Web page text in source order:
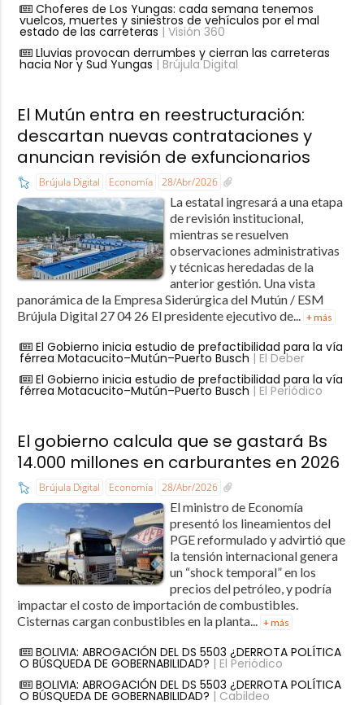
Choferes de Los Yungas: cada semana tenemos
vuelcos, muertes y siniestros de vehículos por el mal
estado de las carreteras | Visión 360
Lluvias provocan derrumbes y cierran las carreteras
hacia Nor y Sud Yungas | Brújula Digital
El Mutún entra en reestructuración:
descartan nuevas contrataciones y
anuncian revisión de exfuncionarios
Brújula Digital Economía 28/Abr/2026
La estatal ingresará a una etapa
de revisión institucional,
mientras se resuelven
observaciones administrativas
y técnicas heredadas de la
anterior gestión. Una vista
panorámica de la Empresa Siderúrgica del Mutún / ESM
Brújula Digital 27 04 26 El presidente ejecutivo de... + más
El Gobierno inicia estudio de prefactibilidad para la vía
férrea Motacucito–Mutún–Puerto Busch | El Deber
El Gobierno inicia estudio de prefactibilidad para la vía
férrea Motacucito–Mutún–Puerto Busch | El Periódico
El gobierno calcula que se gastará Bs
14.000 millones en carburantes en 2026
Brújula Digital Economía 28/Abr/2026
El ministro de Economía
presentó los lineamientos del
PGE reformulado y advirtió que
la tensión internacional genera
un “shock temporal” en los
precios del petróleo, y podría
impactar el costo de importación de combustibles.
Cisternas cargan conbustibles en la planta...
+ más
BOLIVIA: ABROGACIÓN DEL DS 5503 ¿DERROTA POLÍTICA
O BÚSQUEDA DE GOBERNABILIDAD? | El Periódico
BOLIVIA: ABROGACIÓN DEL DS 5503 ¿DERROTA POLÍTICA
O BÚSQUEDA DE GOBERNABILIDAD? | Cabildeo